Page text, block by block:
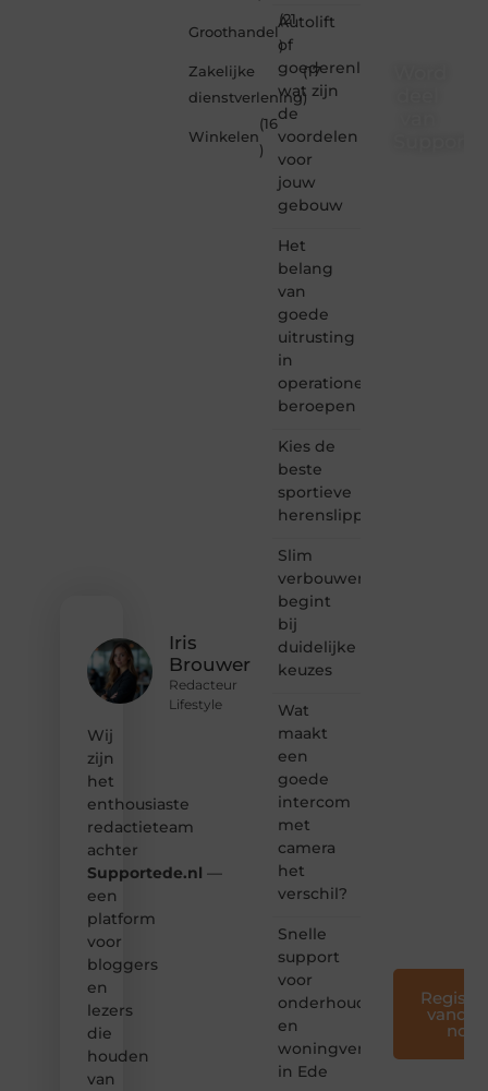
Iris
Brouwer
Redacteur
Lifestyle
Wij
zijn
het
enthousiaste
redactieteam
achter
Supportede.nl —
een
platform
voor
bloggers
en
lezers
die
houden
van
Groothandel
(21
)
Zakelijke
dienstverlening
(17
)
Winkelen
(16
)
Autolift
of
goederenliften
wat zijn
de
voordelen
voor
jouw
gebouw
Het
belang
van
goede
uitrusting
in
operationele
beroepen
Kies de
beste
sportieve
herenslippers
Slim
verbouwen
begint
bij
duidelijke
keuzes
Wat
maakt
een
goede
intercom
met
camera
het
verschil?
Snelle
support
voor
onderhoud
en
woningverbetering
in Ede
nog